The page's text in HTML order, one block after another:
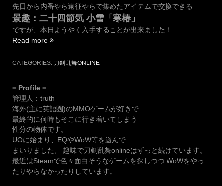
先日から内番やら遠征やらで集めたアイテムで交換できる
景趣：二十四節気 小雪「寒椿」
ですが、本日ようやく入手することが出来ました！
Read more “二
四
雪
「寒
椿」
を
手
に
入
れ
CATEGORIES: 刀剣乱舞ONLINE
= Profile =
管理人：truth
海外(主に英語圏)のMMOゲームが好きで
最終的に何時もそこに行き着いてしまう
性分の物体です。
UOに始まり、EQやWoW等を遊んで
まいりました。 趣味で刀剣乱舞onlineはずっと続けています。
最近はSteamで色々面白そうなゲームを探しつつ WoWをやっ
たりやらなかったりしています。